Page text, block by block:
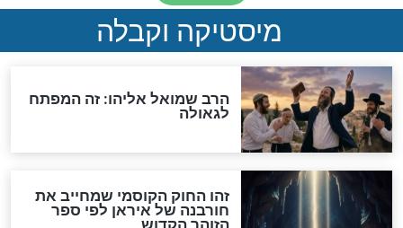
"לפני הגאולה תהיה אפיקורסות
והכחשה גדולה מאוד של
האמונה"
האם לאחר בוא המשיח יהיה
אפשר לחזור בתשובה?